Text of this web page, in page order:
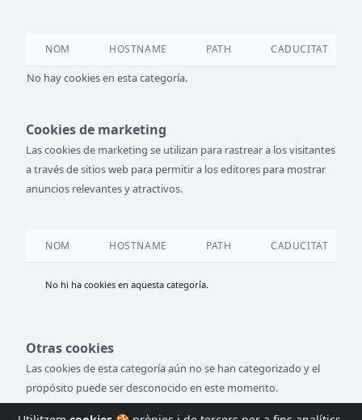
NOM HOSTNAME PATH CADUCITAT
No hay cookies en esta categoría.
Cookies de marketing
Las cookies de marketing se utilizan para rastrear a los visitantes
a través de sitios web para permitir a los editores para mostrar
anuncios relevantes y atractivos.
NOM HOSTNAME PATH CADUCITAT
No hi ha cookies en aquesta categoría.
Otras cookies
Las cookies de esta categoría aún no se han categorizado y el
propósito puede ser desconocido en este momento.